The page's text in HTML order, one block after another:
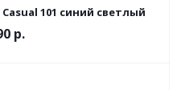
101 синий светлый
р.